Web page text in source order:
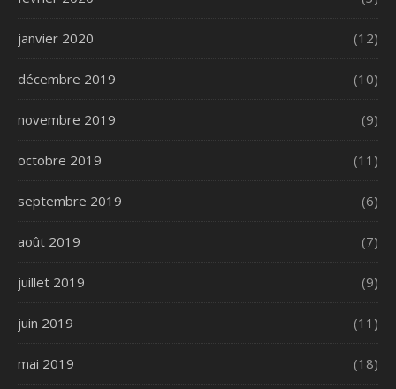
janvier 2020 (12)
décembre 2019 (10)
novembre 2019 (9)
octobre 2019 (11)
septembre 2019 (6)
août 2019 (7)
juillet 2019 (9)
juin 2019 (11)
mai 2019 (18)